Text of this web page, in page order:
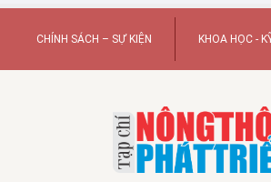
CHÍNH SÁCH – SỰ KIỆN KHOA HỌC -